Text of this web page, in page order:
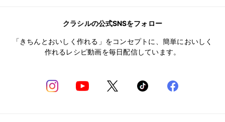
クラシルの公式SNSをフォロー
「きちんとおいしく作れる」をコンセプトに、簡単においしく
作れるレシピ動画を毎日配信しています。